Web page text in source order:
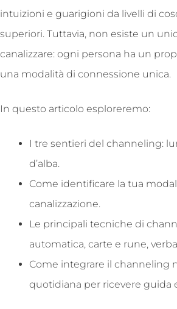
intuizioni e guarigioni da livelli di
superiori. Tuttavia, non esiste un
canalizzare: ogni persona ha un
una modalità di connessione unica.
In questo articolo esploreremo:
I tre sentieri del channeling:
d’alba.
Come identificare la tua
canalizzazione.
Le principali tecniche di
automatica, carte e rune,
Come integrare il channeling
quotidiana per ricevere guida